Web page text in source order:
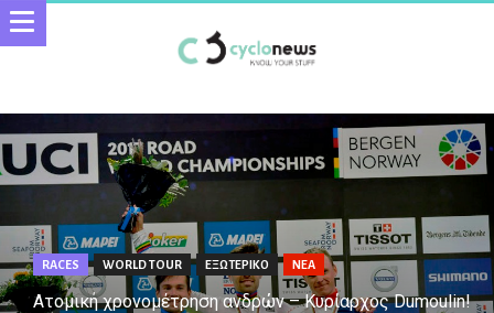
RACES WORLD TOUR ΕΞΩΤΕΡΙΚΟ ΝΕΑ
Ατομική χρονομέτρηση ανδρών – Κυρίαρχος Dumoulin!